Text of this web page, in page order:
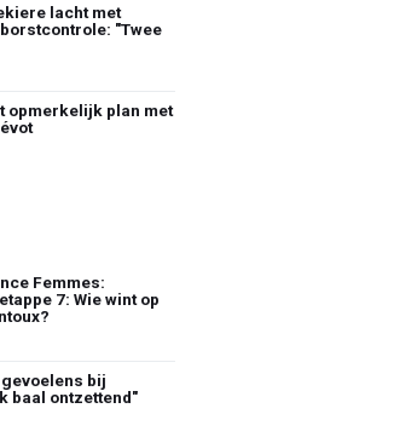
lacht met
"Twee
opmerkelijk plan met
Femmes:
7: Wie wint op
bij
baal ontzettend"